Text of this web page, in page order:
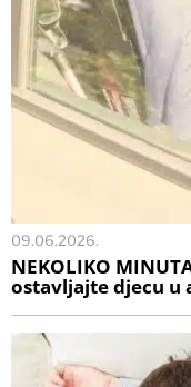
09.06.2026.
NEKOLIKO
ostavljajte djecu